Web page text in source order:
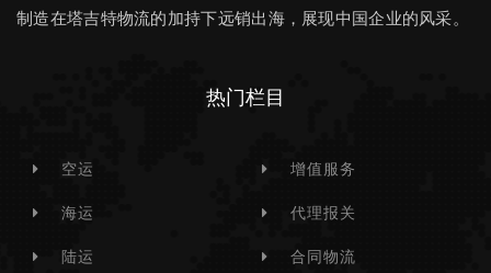
制造在塔吉特物流的加持下远销出海，展现中国企业的风采。
热门栏目
空运
海运
陆运
增值服务
代理报关
合同物流